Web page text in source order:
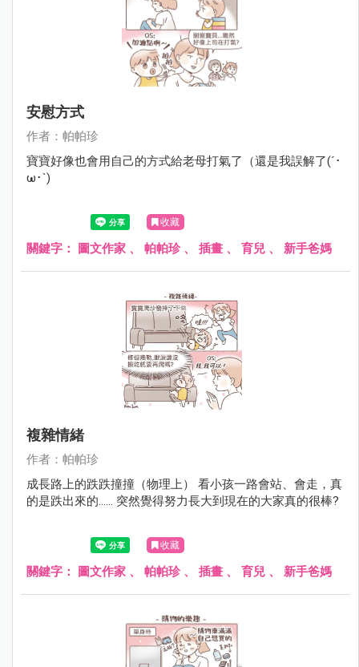
安慰方式
作者：帕帕珍
寶寶好像也會用自己的方式給老母打氣了（還是我誤解了(´･
ω･`)
收藏
關鍵字： 圖文作家 、 帕帕珍、 插畫 、 育兒 、 新手爸媽
複雜情緒
作者：帕帕珍
成長路上的跌跌撞撞（物理上） 看小孩一路會站、會走，真
的是跌出來的...... 突然覺得努力長大到現在的大家真的很棒?
收藏
關鍵字： 圖文作家 、 帕帕珍、 插畫 、 育兒 、 新手爸媽